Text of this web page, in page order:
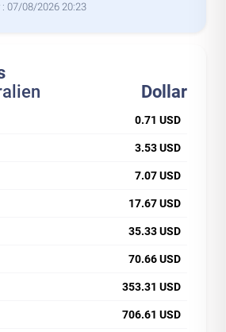
07/08/2026 20:23
Dollar
0.71 USD
3.53 USD
7.07 USD
17.67 USD
35.33 USD
70.66 USD
353.31 USD
706.61 USD